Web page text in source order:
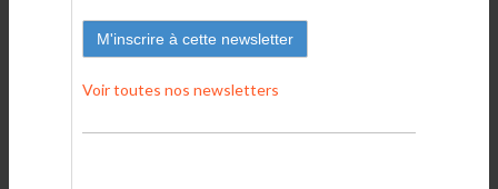
Voir toutes nos newsletters